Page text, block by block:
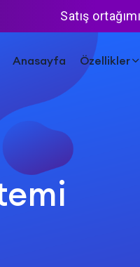
Satış
Anasayfa Özellikler